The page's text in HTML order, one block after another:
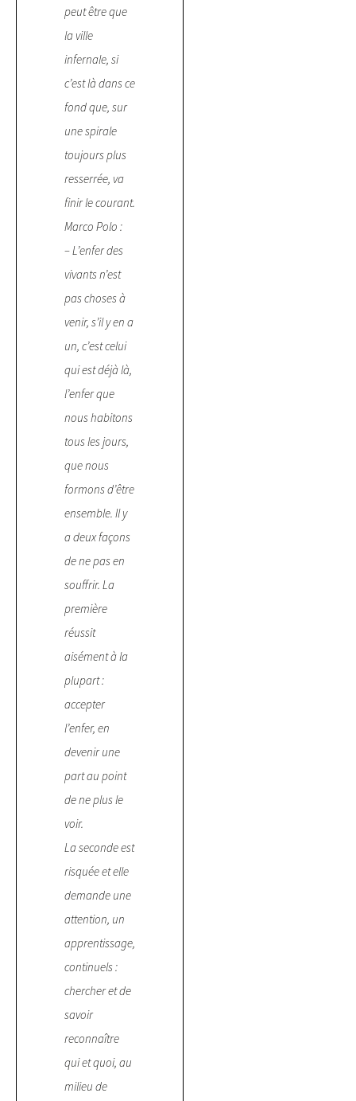
peut être que
la ville
infernale, si
c’est là dans ce
fond que, sur
une spirale
toujours plus
resserrée, va
finir le courant.
Marco Polo :
– L’enfer des
vivants n’est
pas choses à
venir, s’il y en a
un, c’est celui
qui est déjà là,
l’enfer que
nous habitons
tous les jours,
que nous
formons d’être
ensemble. Il y
a deux façons
de ne pas en
souffrir. La
première
réussit
aisément à la
plupart :
accepter
l’enfer, en
devenir une
part au point
de ne plus le
voir.
La seconde est
risquée et elle
demande une
attention, un
apprentissage,
continuels :
chercher et de
savoir
reconnaître
qui et quoi, au
milieu de